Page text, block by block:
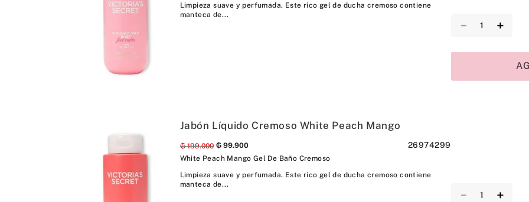
Limpieza suave y perfumada. Este rico gel de ducha cremoso contiene
manteca de...
＋
－
Jabón Líquido Cremoso White Peach Mango
₲ 199.000 ₲ 99.900 26974299
White Peach Mango Gel De Baño Cremoso
Limpieza suave y perfumada. Este rico gel de ducha cremoso contiene
manteca de...
＋
－